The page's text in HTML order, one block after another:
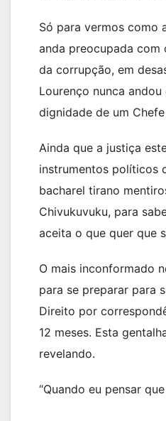
Só para vermos como
anda preocupada com
da corrupção, em
Lourenço nunca
dignidade de um
Ainda que a justiça
instrumentos políticos
bacharel tirano
Chivukuvuku, para
aceita o que quer que
O mais inconformado
para se preparar para
Direito por
12 meses. Esta
revelando.
“Quando eu pensar